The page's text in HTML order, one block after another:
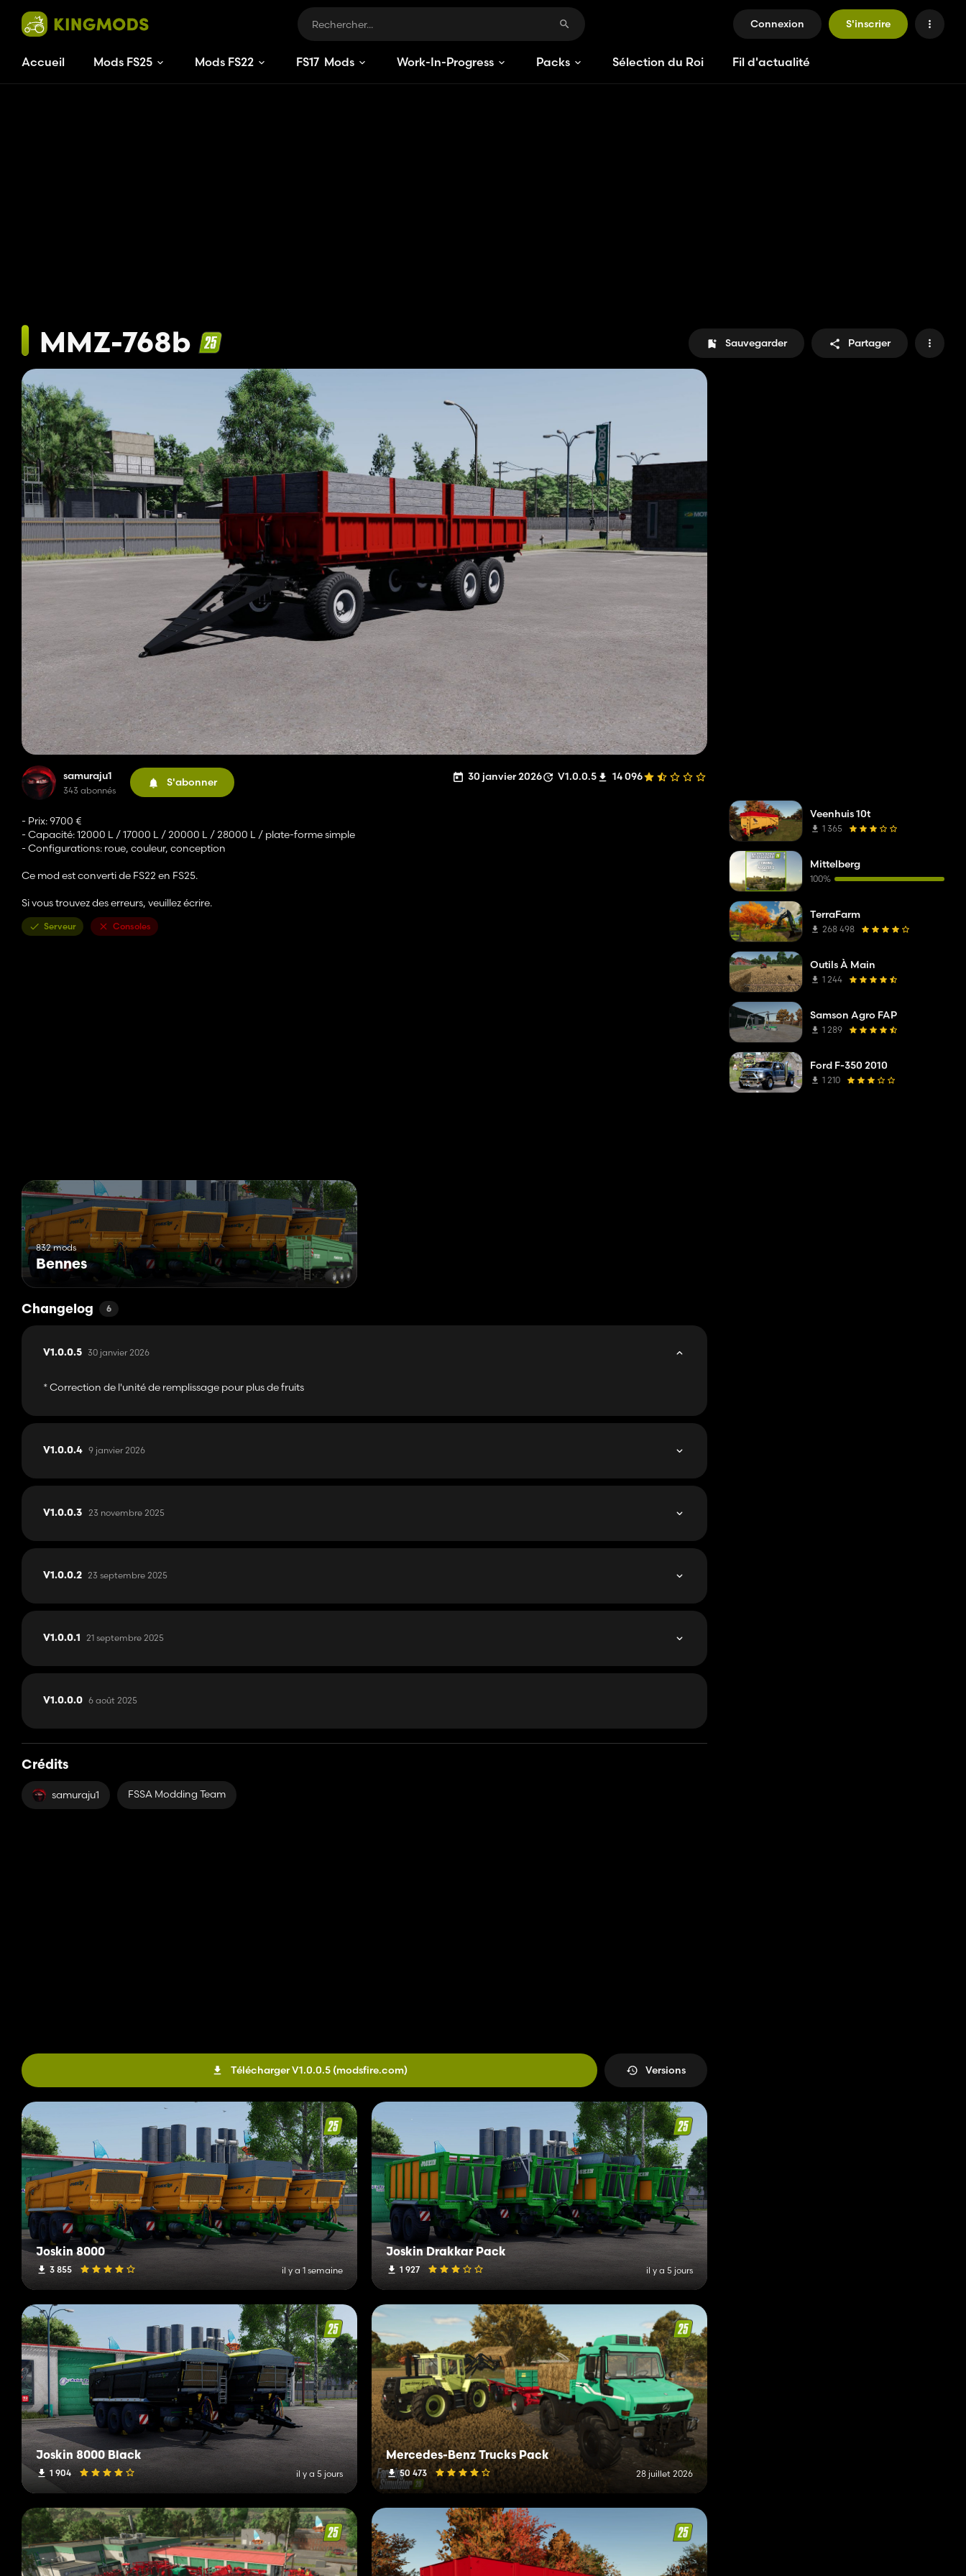
Connexion S'inscrire
Accueil Mods FS25 Mods FS22 FS17 Mods Work-In-Progress Packs Sélection du Roi Fil d'actualité
MMZ-768b Sauvegarder Partager
samuraju1
343 abonnés
S'abonner 30 janvier 2026 V1.0.0.5 14 096
- Prix: 9700 €
- Capacité: 12000 L / 17000 L / 20000 L / 28000 L / plate-forme simple
- Configurations: roue, couleur, conception
Ce mod est converti de FS22 en FS25.
Si vous trouvez des erreurs, veuillez écrire.
Serveur Consoles
832 mods
Bennes
Changelog 6
V1.0.0.5 30 janvier 2026
* Correction de l'unité de remplissage pour plus de fruits
V1.0.0.4 9 janvier 2026
V1.0.0.3 23 novembre 2025
V1.0.0.2 23 septembre 2025
V1.0.0.1 21 septembre 2025
V1.0.0.0 6 août 2025
Crédits
samuraju1 FSSA Modding Team
Télécharger V1.0.0.5 (modsfire.com) Versions
Joskin 8000
3 855 il y a 1 semaine
Joskin Drakkar Pack
1 927 il y a 5 jours
Joskin 8000 Black
1 904 il y a 5 jours
Mercedes-Benz Trucks Pack
50 473 28 juillet 2026
Veenhuis 10t
1 365
Mittelberg
100%
TerraFarm
268 498
Outils À Main
1 244
Samson Agro FAP
1 289
Ford F-350 2010
1 210